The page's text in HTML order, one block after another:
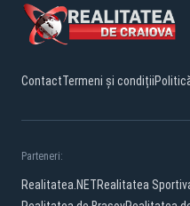
ContactTermeni și condiții
Parteneri:
Realitatea.NETRealitatea